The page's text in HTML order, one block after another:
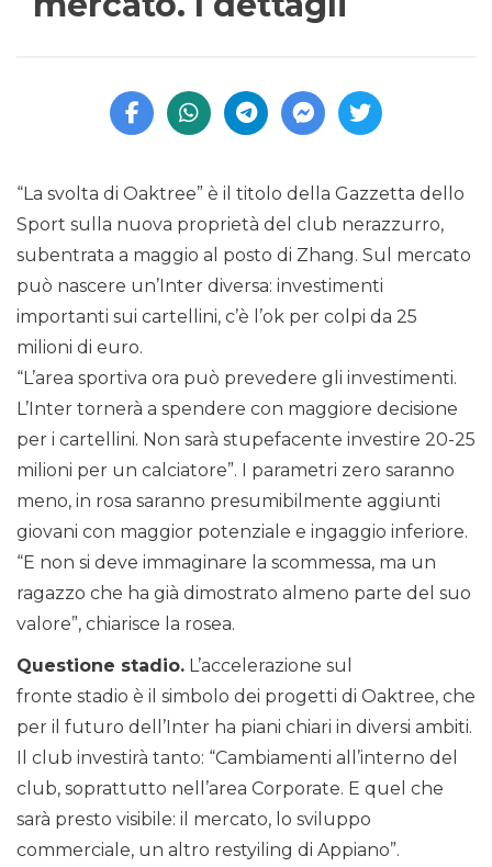
“La svolta di Oaktree” è il titolo della Gazzetta dello
Sport sulla nuova proprietà del club nerazzurro,
subentrata a maggio al posto di Zhang. Sul mercato
può nascere un’Inter diversa: investimenti
importanti sui cartellini, c’è l’ok per colpi da 25
milioni di euro.
“L’area sportiva ora può prevedere gli investimenti.
L’Inter tornerà a spendere con maggiore decisione
per i cartellini. Non sarà stupefacente investire 20-25
milioni per un calciatore”. I parametri zero saranno
meno, in rosa saranno presumibilmente aggiunti
giovani con maggior potenziale e ingaggio inferiore.
“E non si deve immaginare la scommessa, ma un
ragazzo che ha già dimostrato almeno parte del suo
valore”, chiarisce la rosea.
Questione stadio. L’accelerazione sul
fronte stadio è il simbolo dei progetti di Oaktree, che
per il futuro dell’Inter ha piani chiari in diversi ambiti.
Il club investirà tanto: “Cambiamenti all’interno del
club, soprattutto nell’area Corporate. E quel che
sarà presto visibile: il mercato, lo sviluppo
commerciale, un altro restyiling di Appiano”.